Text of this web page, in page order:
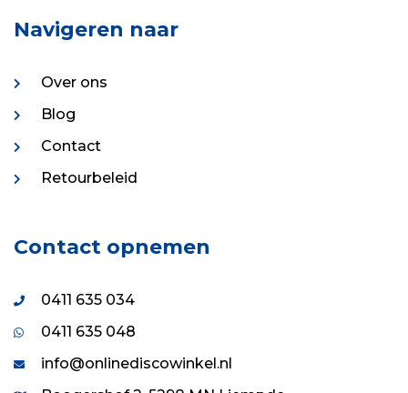
Navigeren naar
Over ons
Blog
Contact
Retourbeleid
Contact opnemen
0411 635 034
0411 635 048
info@onlinediscowinkel.nl